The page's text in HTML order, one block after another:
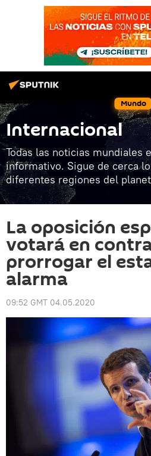
Mundo
Internacional
Todas las noticias mundiales
informativo. Sigue de cerca
diferentes regiones del
La oposición
votará en
prorrogar el
alarma
09:52 GMT 04.05.2020